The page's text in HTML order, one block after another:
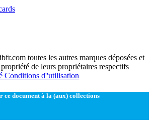
toutes les autres marques déposées et
de leurs propriétaires respectifs
Conditions d''utilisation
ce document à la (aux) collections